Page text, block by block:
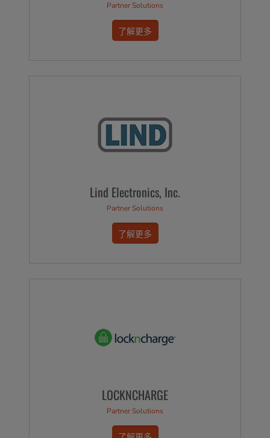
Partner Solutions
了解更多
Lind Electronics, Inc.
Partner Solutions
了解更多
LOCKNCHARGE
Partner Solutions